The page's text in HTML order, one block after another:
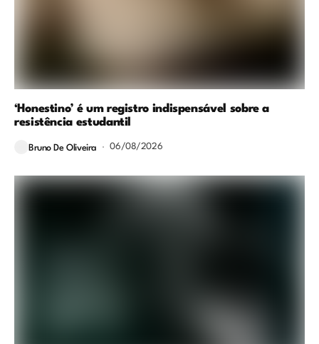
‘Honestino’ é um registro indispensável sobre a
resistência estudantil
Bruno De Oliveira 06/08/2026